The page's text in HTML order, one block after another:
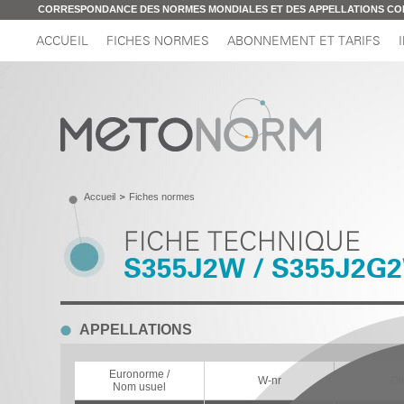
CORRESPONDANCE DES NORMES MONDIALES ET DES APPELLATIONS
ACCUEIL FICHES NORMES ABONNEMENT ET TARIFS
Accueil Fiches normes
FICHE TECHNIQUE
S355J2W /
APPELLATIONS
Euronorme /
Nom usuel
W-nr